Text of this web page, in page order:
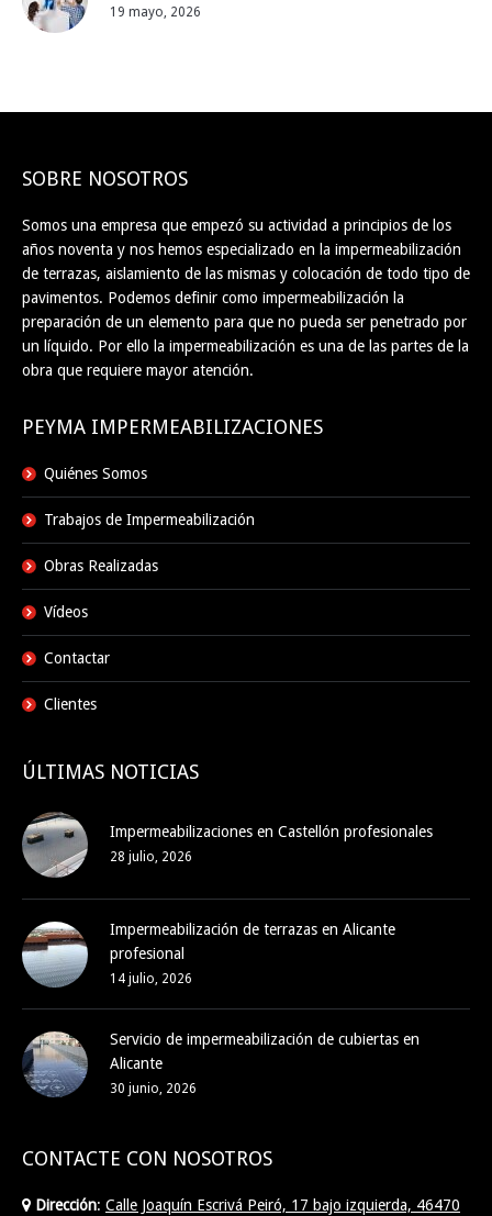
19 mayo, 2026
SOBRE NOSOTROS
Somos una empresa que empezó su actividad a principios de los
años noventa y nos hemos especializado en la impermeabilización
de terrazas, aislamiento de las mismas y colocación de todo tipo de
pavimentos. Podemos definir como impermeabilización la
preparación de un elemento para que no pueda ser penetrado por
un líquido. Por ello la impermeabilización es una de las partes de la
obra que requiere mayor atención.
PEYMA IMPERMEABILIZACIONES
Quiénes Somos
Trabajos de Impermeabilización
Obras Realizadas
Vídeos
Contactar
Clientes
ÚLTIMAS NOTICIAS
Impermeabilizaciones en Castellón profesionales
28 julio, 2026
Impermeabilización de terrazas en Alicante
profesional
14 julio, 2026
Servicio de impermeabilización de cubiertas en
Alicante
30 junio, 2026
CONTACTE CON NOSOTROS
Dirección: Calle Joaquín Escrivá Peiró, 17 bajo izquierda, 46470